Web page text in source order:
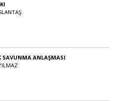
SAVUNMA ANLAŞMASI